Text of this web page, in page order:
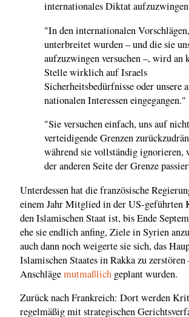
internationales Diktat
"In den internationalen
unterbreitet wurden – und die sie
aufzuzwingen versuchen –, wird an
Stelle wirklich auf Israels
Sicherheitsbedürfnisse oder unsere
nationalen Interessen eingegangen."
"Sie versuchen einfach, uns auf
verteidigende Grenzen
während sie vollständig ignorieren,
der anderen Seite der Grenze
Unterdessen hat die französische
einem Jahr Mitglied in der US-geführten
den Islamischen Staat ist, bis Ende
ehe sie endlich anfing, Ziele in Syrien
auch dann noch weigerte sie sich, das
Islamischen Staates in Rakka zu
Anschlägemutmaßlich geplant wurden.
Zurück nach Frankreich: Dort werden
regelmäßig mit strategischen